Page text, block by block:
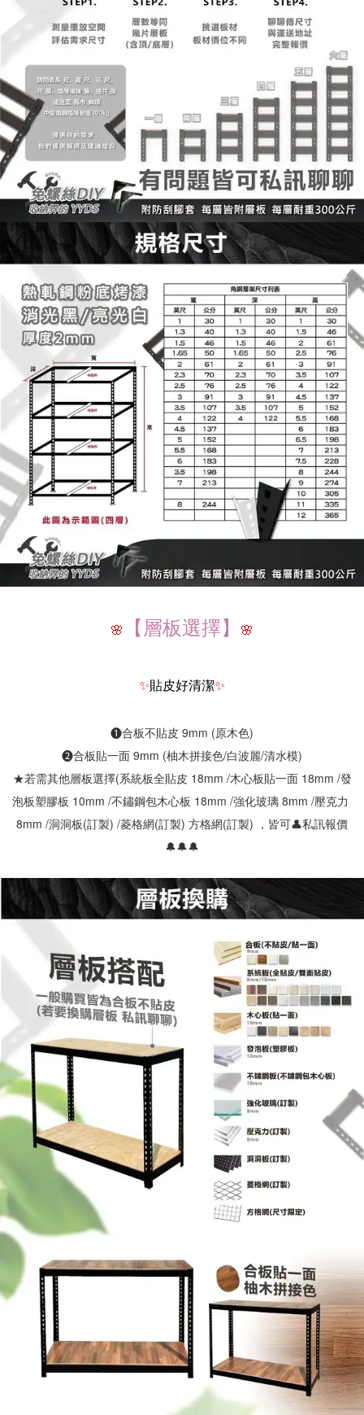
🌸 【層板選擇】 🌸
✨貼皮好清潔✨
❶合板不貼皮 9mm (原木色)
❷合板貼一面 9mm (柚木拼接色/白波麗/清水模)
★若需其他層板選擇(系統板全貼皮 18mm /木心板貼一面 18mm /發
泡板塑膠板 10mm /不鏽鋼包木心板 18mm /強化玻璃 8mm /壓克力
8mm /洞洞板(訂製) /菱格網(訂製) 方格網(訂製) ，皆可👤私訊報價
🔔🔔🔔